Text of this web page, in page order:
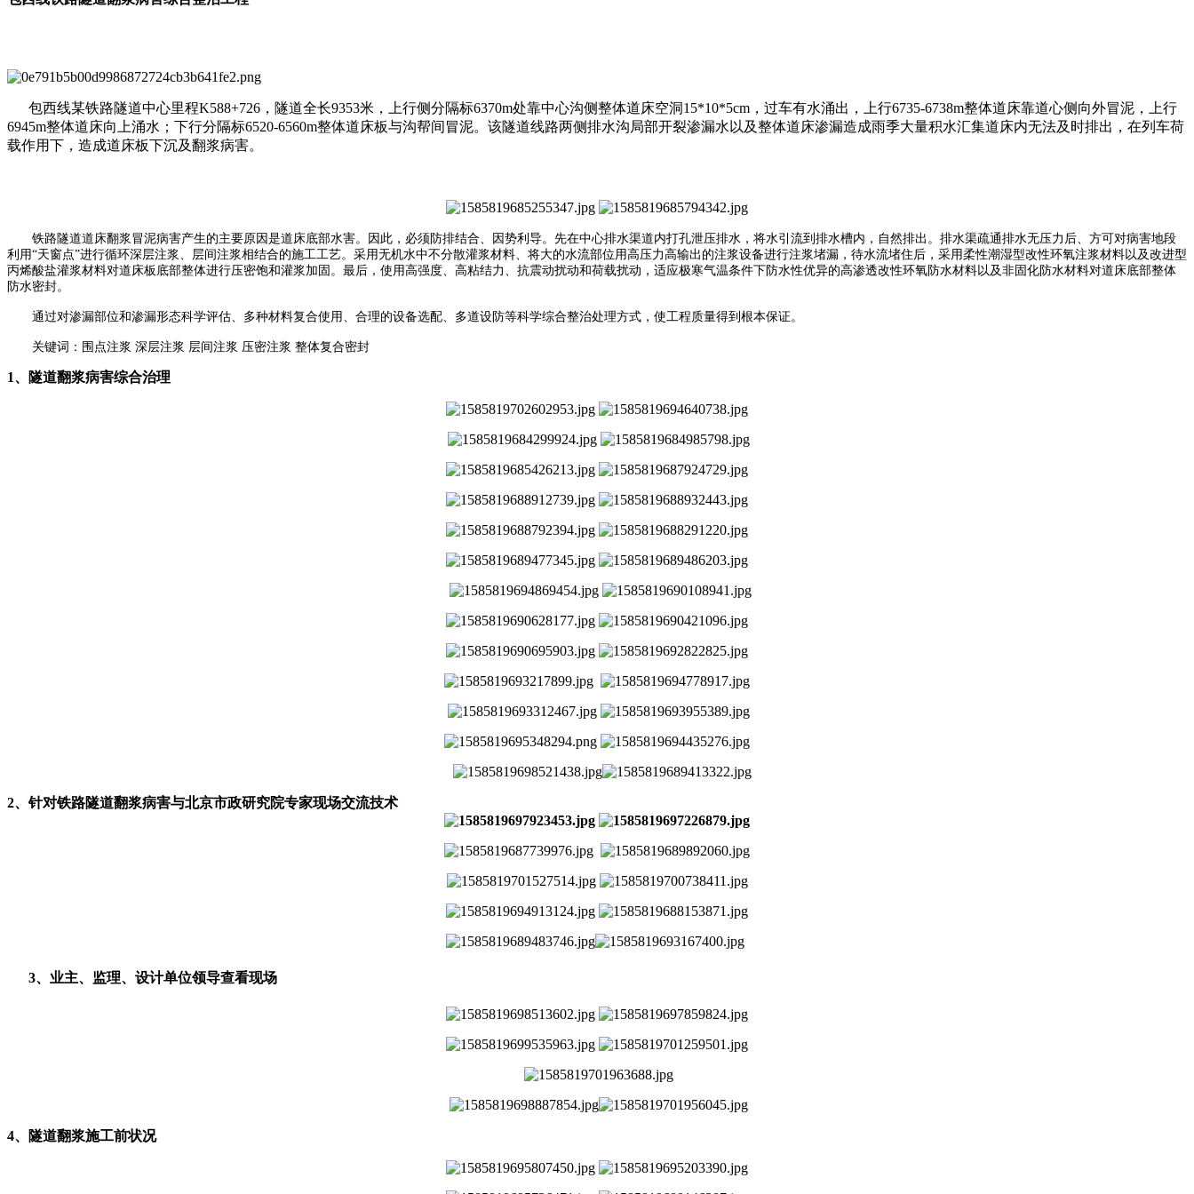
包西线某铁路隧道中心里程K588+726，隧道全长9353米， 上行侧分隔标6370m处靠中心沟侧整体道床空洞15*10*5cm，过车有水涌出，上行6735-6738m整体道床靠道心侧向外冒泥，上行
6945m整体道床向上涌水；下行分隔标6520-6560m整体道床板与沟帮间冒泥。 该隧道线路两侧排水沟局部开裂渗漏水以及整体道床渗漏造成雨季大量积水汇集道床内无法及时排出，在列车荷
载作用下，造成道床板下沉及翻浆病害。
铁路隧道道床翻浆冒泥病害产生的主要原因是道床底部水害。因此，必须防排结合、因势利导。先在中心排水渠道内打孔泄压排水，将水引流到排水槽内，自然排出。排水渠疏通排水无压力后、方可对病害地段
利用“天窗点”进行循环深层注浆、层间注浆相结合的施工工艺。采用无机水中不分散灌浆材料、将大的水流部位用高压力高输出的注浆设备进行注浆堵漏，待水流堵住后，采用柔性潮湿型改性环氧注浆材料以及改进型
丙烯酸盐灌浆材料对道床板底部整体进行压密饱和灌浆加固。最后，使用高强度、高粘结力、抗震动扰动和荷载扰动，适应极寒气温条件下防水性优异的高渗透改性环氧防水材料以及非固化防水材料对道床底部整体
防水密封。
通过对渗漏部位和渗漏形态科学评估、多种材料复合使用、合理的设备选配、多道设防等科学综合整治处理方式，使工程质量得到根本保证。
关键词：围点注浆 深层注浆 层间注浆 压密注浆 整体复合密封
1、隧道翻浆病害综合治理
2、针对铁路隧道翻浆病害与北京市政研究院专家现场交流技术
3、 业主、监理、设计单位领导查看现场
4、隧道翻浆施工前状况